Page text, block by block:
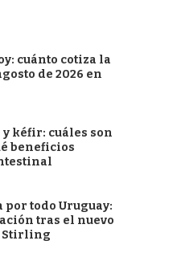
cuánto cotiza la
de 2026 en
kéfir: cuáles son
beneficios
por todo Uruguay:
tras el nuevo
Stirling